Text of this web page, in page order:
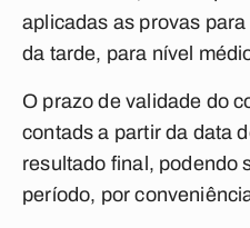
aplicadas as provas
da tarde, para nível
O prazo de validade do
contads a partir da data
resultado final, podendo
período, por